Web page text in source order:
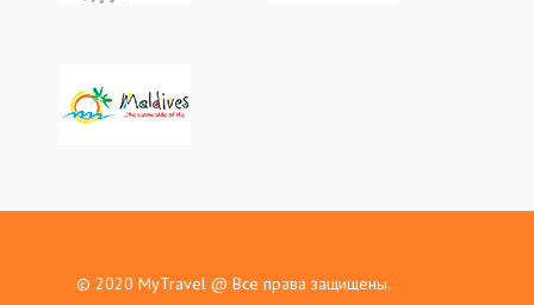
© 2020 MyTravel @ Все права защищены.